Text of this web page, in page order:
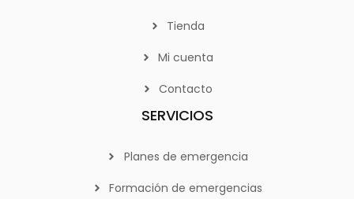
Tienda
Mi cuenta
Contacto
SERVICIOS
Planes de emergencia
Formación de emergencias